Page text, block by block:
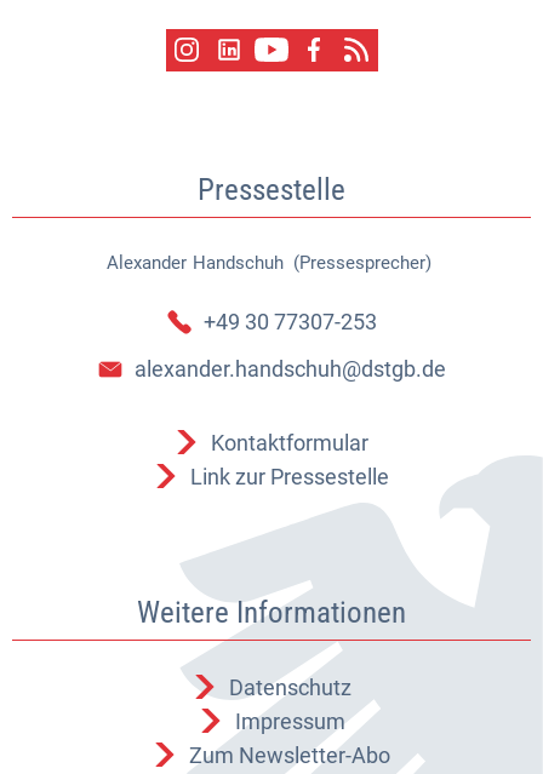
Pressestelle
Alexander Handschuh (Pressesprecher)
Alexander Handschuh
+49 30 77307-253
alexander.handschuh@dstgb.de
Kontaktformular
Link zur Pressestelle
Weitere Informationen
Datenschutz
Impressum
Zum Newsletter-Abo